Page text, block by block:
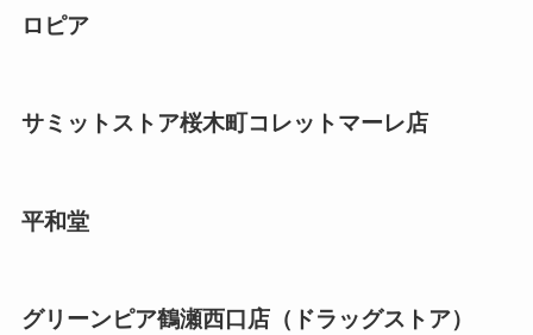
ロピア
サミットストア桜木町コレットマーレ店
平和堂
グリーンピア鶴瀬西口店（ドラッグストア）